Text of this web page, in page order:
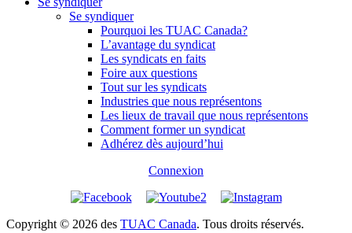
Se syndiquer
Pourquoi les TUAC Canada?
L’avantage du syndicat
Les syndicats en faits
Foire aux questions
Tout sur les syndicats
Industries que nous représentons
Les lieux de travail que nous représentons
Comment former un syndicat
Adhérez dès aujourd’hui
Connexion
Copyright © 2026 des TUAC Canada. Tous droits réservés.